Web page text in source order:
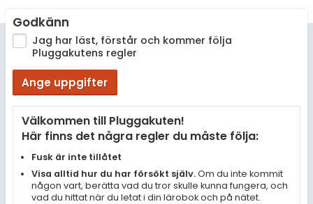
Godkänn
Jag har läst, förstår och kommer följa
Pluggakutens regler
Ange uppgifter
Välkommen till Pluggakuten!
Här finns det några regler du måste följa:
Fusk är inte tillåtet
Visa alltid hur du har försökt själv.Om du inte kommit
någon vart, berätta vad du tror skulle kunna fungera, och
vad du hittat när du letat i din lärobok och på nätet.
Engelska
Ekonomi
Övriga diskussioner